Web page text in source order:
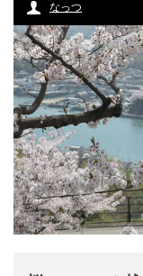
なっつ